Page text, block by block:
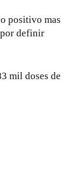
positivo mas
definir
mil doses de